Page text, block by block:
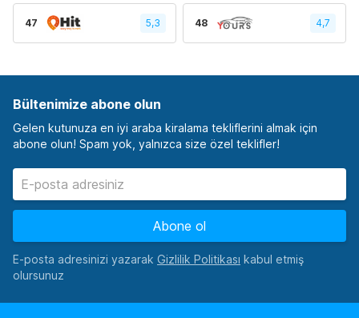
47 5,3 48 4,7
Bültenimize abone olun
Gelen kutunuza en iyi araba kiralama tekliflerini almak için
abone olun! Spam yok, yalnızca size özel teklifler!
Abone ol
E-posta adresinizi yazarak
kabul etmiş
olursunuz